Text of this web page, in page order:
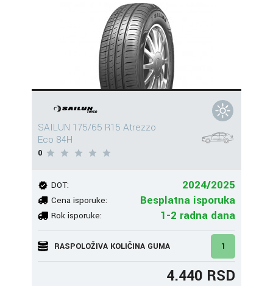
SAILUN 175/65 R15 Atrezzo
Eco 84H
0
DOT: 2024/2025
Cena isporuke: Besplatna isporuka
Rok isporuke: 1-2 radna dana
RASPOLOŽIVA KOLIČINA GUMA 1
4.440 RSD